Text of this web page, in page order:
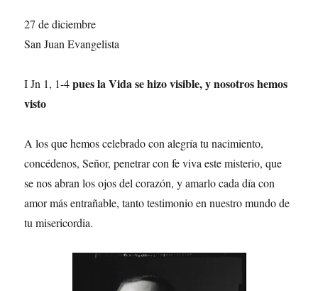
27 de diciembre
San Juan Evangelista
I Jn 1, 1-4pues la Vida se hizo visible, y nosotros hemos
visto
A los que hemos celebrado con alegría tu nacimiento,
concédenos, Señor, penetrar con fe viva este misterio, que
se nos abran los ojos del corazón, y amarlo cada día con
amor más entrañable, tanto testimonio en nuestro mundo de
tu misericordia.